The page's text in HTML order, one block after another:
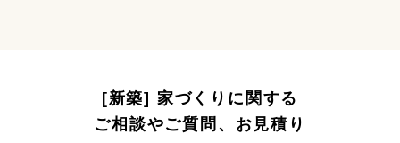
[新築] 家づくりに関する
ご相談やご質問、お見積り